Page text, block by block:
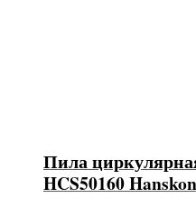
Пила
HCS50160